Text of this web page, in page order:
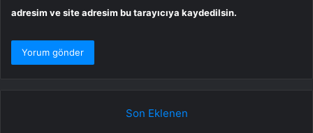
adresim ve site adresim bu tarayıcıya kaydedilsin.
Son Eklenen